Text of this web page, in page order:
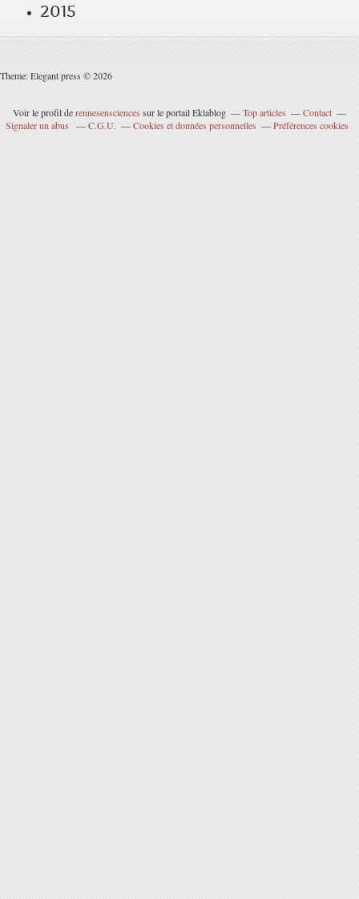
2015
Theme: Elegant press © 2026
Voir le profil derennesensciences sur le portail Eklablog Top articles
Contact
Signaler un abus
C.G.U. Cookies et données personnelles Préférences cookies